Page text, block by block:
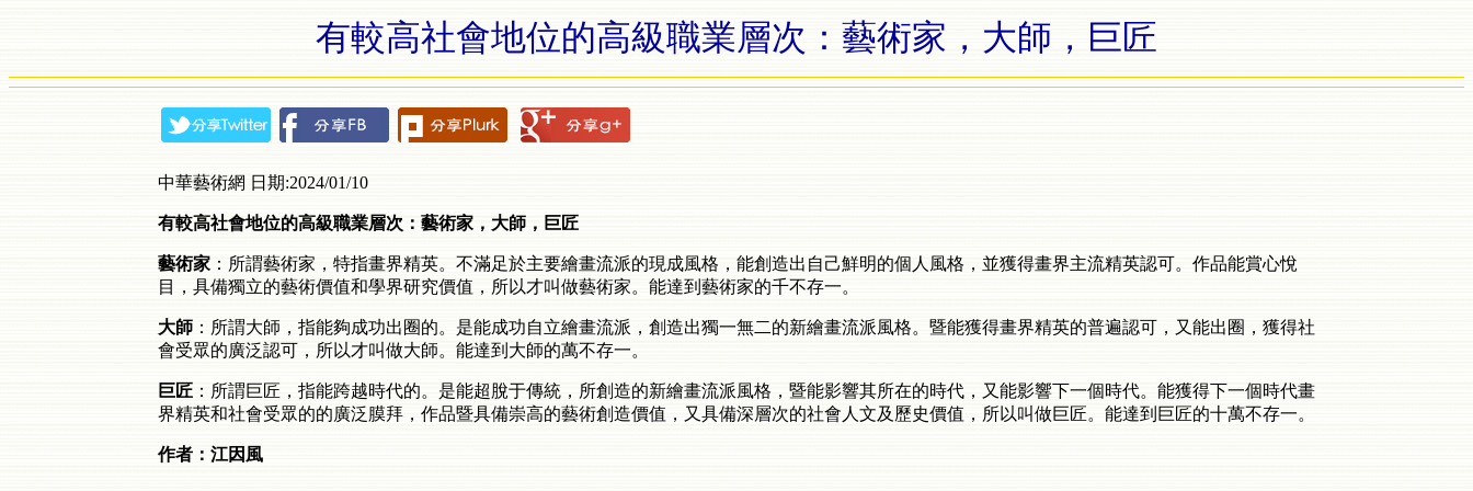
有較高社會地位的高級職業層次：藝術家，大師，巨匠
中華藝術網 日期:2024/01/10
有較高社會地位的高級職業層次：藝術家，大師，巨匠
藝術家 ：所謂藝術家，特指畫界精英。不滿足於主要繪畫流派的現成風格，能創造出自己鮮明的個人風格，並獲得畫界主流精英認可。作品能賞心悅
目，具備獨立的藝術價值和學界研究價值，所以才叫做藝術家。能達到藝術家的千不存一。
大師 ：所謂大師，指能夠成功出圈的。是能成功自立繪畫流派，創造出獨一無二的新繪畫流派風格。暨能獲得畫界精英的普遍認可，又能出圈，獲得社
會受眾的廣泛認可，所以才叫做大師。能達到大師的萬不存一。
巨匠 ：所謂巨匠，指能跨越時代的。是能超脫于傳統，所創造的新繪畫流派風格，暨能影響其所在的時代，又能影響下一個時代。能獲得下一個時代畫
界精英和社會受眾的的廣泛膜拜，作品暨具備崇高的藝術創造價值，又具備深層次的社會人文及歷史價值，所以叫做巨匠。能達到巨匠的十萬不存一。
作者：江因風